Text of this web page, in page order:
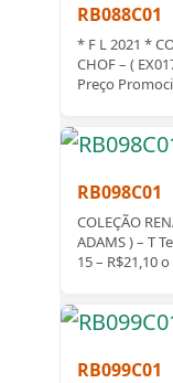
RB088C01
* F L 2021 *
CHOF – (
Preço
RB098C01
COLEÇÃO
ADAMS ) – T
15 – R$21,10
RB099C01